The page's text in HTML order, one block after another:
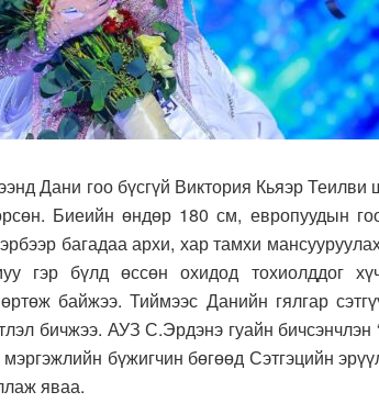
Дани гоо бүсгүй Виктория Кьяэр Теилви
Биеийн өндөр 180 см, европуудын
багадаа архи, хар тамхи
гэр бүлд өссөн охидод тохиолддог
байжээ. Тиймээс Данийн гялгар
бичжээ. АУЗ С.Эрдэнэ гуайн бичсэнчлэн
бүжигчин бөгөөд Сэтгэцийн
яваа.